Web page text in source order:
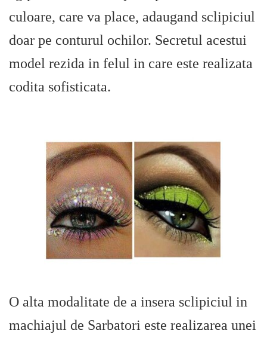
culoare, care va place, adaugand sclipiciul
doar pe conturul ochilor. Secretul acestui
model rezida in felul in care este realizata
codita sofisticata.
O alta modalitate de a insera sclipiciul in
machiajul de Sarbatori este realizarea unei